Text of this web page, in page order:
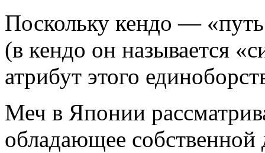
Поскольку кендо — «путь
(в кендо он называется
атрибут этого
Меч в Японии
обладающее